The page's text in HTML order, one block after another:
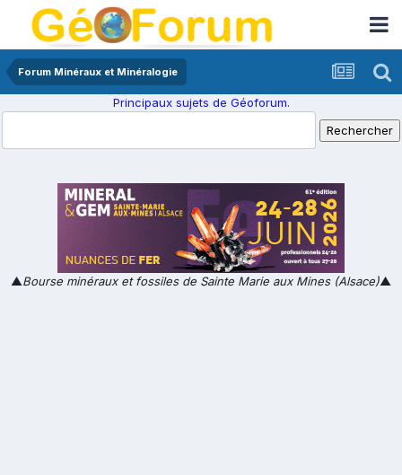
Forum Minéraux et Minéralogie
Principaux sujets de Géoforum.
▲Bourse minéraux et fossiles de Sainte Marie aux Mines (Alsace)▲